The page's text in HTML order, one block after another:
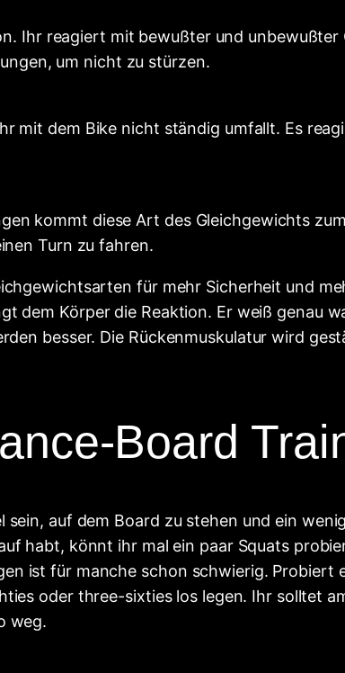
Ihr reagiert mit bewußter und unbewußter
um nicht zu stürzen.
mit dem Bike nicht ständig umfallt. Es
kommt diese Art des Gleichgewichts
Turn zu fahren.
für mehr Sicherheit und
dem Körper die Reaktion. Er weiß genau
besser. Die Rückenmuskulatur wird
Board
auf dem Board zu stehen und ein
habt, könnt ihr mal ein paar Squats
ist für manche schon schwierig. Probiert
oder three-sixties los legen. Ihr solltet
weg.